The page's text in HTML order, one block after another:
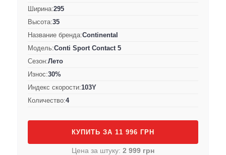
Ширина:295
Высота:35
Название бренда:Continental
Модель:Conti Sport Contact 5
Сезон:Лето
Износ:30%
Индекс скорости:103Y
Количество:4
КУПИТЬ ЗА 11 996 ГРН
Цена за штуку: 2 999 грн